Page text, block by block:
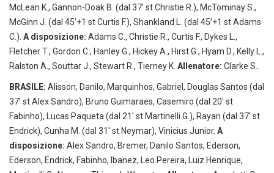
McLean K., Gannon-Doak B. (dal 37′ st Christie R.), McTominay S.,
McGinn J. (dal 45’+1 st Curtis F.), Shankland L. (dal 45’+1 st Adams
C.). A disposizione: Adams C., Christie R., Curtis F., Dykes L.,
Fletcher T., Gordon C., Hanley G., Hickey A., Hirst G., Hyam D., Kelly L.,
Ralston A., Souttar J., Stewart R., Tierney K. Allenatore: Clarke S..
BRASILE: Alisson, Danilo, Marquinhos, Gabriel, Douglas Santos (dal
37′ st Alex Sandro), Bruno Guimaraes, Casemiro (dal 20′ st
Fabinho), Lucas Paqueta (dal 21′ st Martinelli G.), Rayan (dal 37′ st
Endrick), Cunha M. (dal 31′ st Neymar), Vinicius Junior. A
disposizione: Alex Sandro, Bremer, Danilo Santos, Ederson,
Ederson, Endrick, Fabinho, Ibanez, Leo Pereira, Luiz Henrique,